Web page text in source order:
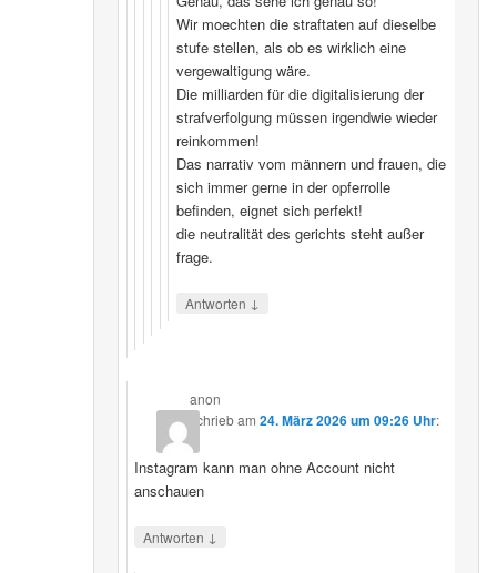
Wir moechten die straftaten auf dieselbe
stufe stellen, als ob es wirklich eine
vergewaltigung wäre.
Die milliarden für die digitalisierung der
strafverfolgung müssen irgendwie wieder
reinkommen!
Das narrativ vom männern und frauen, die
sich immer gerne in der opferrolle
befinden, eignet sich perfekt!
die neutralität des gerichts steht außer
frage.
Antworten ↓
anon
schriebam24. März 2026 um 09:26 Uhr:
Instagram kann man ohne Account nicht
anschauen
Antworten ↓